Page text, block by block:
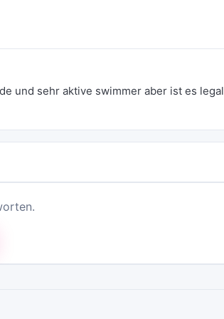
und sehr aktive swimmer aber ist es legal